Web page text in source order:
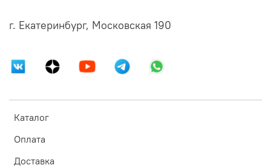
Каталог
Оплата
Доставка
г. Екатеринбург, Московская 190